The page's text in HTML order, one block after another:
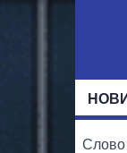
Слово